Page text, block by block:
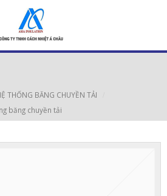
THỐNG BĂNG CHUYỀN TẢI
băng chuyền tải